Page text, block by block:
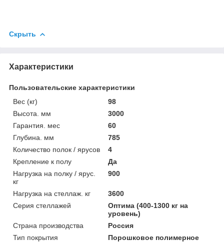
Скрыть
Характеристики
Пользовательские характеристики
Вес (кг)
98
Высота. мм
3000
Гарантия. мес
60
Глубина. мм
785
Количество полок / ярусов
4
Крепление к полу
Да
Нагрузка на полку / ярус.
кг
900
Нагрузка на стеллаж. кг
3600
Серия стеллажей
Оптима (400-1300 кг на
уровень)
Страна производства
Россия
Тип покрытия
Порошковое полимерное